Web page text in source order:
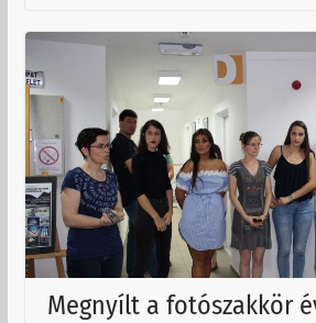
Megnyílt a fotószakkör